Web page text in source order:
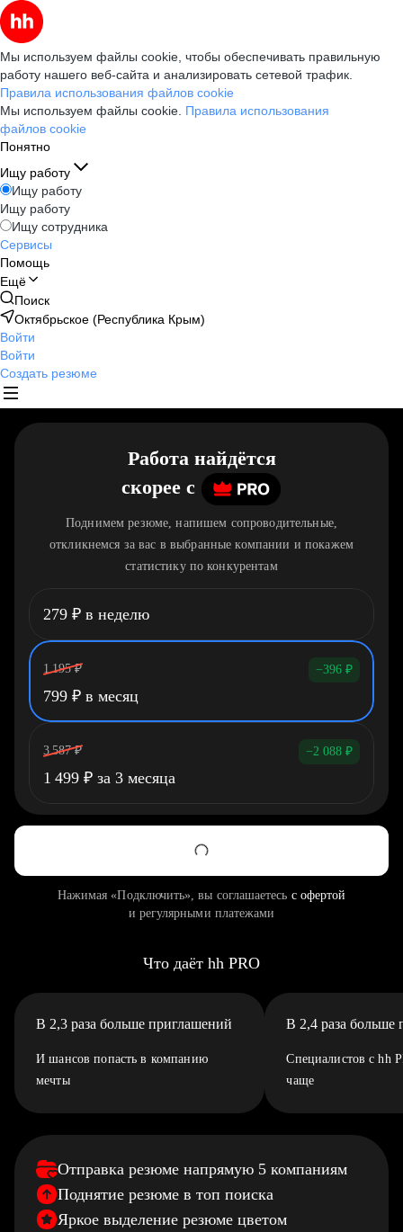
Мы используем файлы cookie, чтобы обеспечивать правильную
работу нашего веб-сайта и анализировать сетевой трафик.
Правила использования файлов cookie
Мы используем файлы cookie. Правила использования
файлов cookie
Понятно
Ищу работу
Ищу работу
Ищу работу
Ищу сотрудника
Сервисы
Помощь
Ещё
Поиск
Октябрьское (Республика Крым)
Войти
Войти
Создать резюме
Работа найдётся
скорее c
Поднимем резюме, напишем сопроводительные,
откликнемся за вас в выбранные компании и покажем
статистику по конкурентам
279 ₽ в неделю
1 195 ₽ −396 ₽
799 ₽ в месяц
3 587 ₽ −2 088 ₽
1 499 ₽ за 3 месяца
Нажимая «Подключить», вы соглашаетесь с офертой
и регулярными платежами
Что даёт hh PRO
В 2,3 раза больше приглашений
И шансов попасть в компанию
мечты
В 2,4 раза больше
Специалистов с hh
чаще
Отправка резюме напрямую 5 компаниям
Поднятие резюме в топ поиска
Яркое выделение резюме цветом